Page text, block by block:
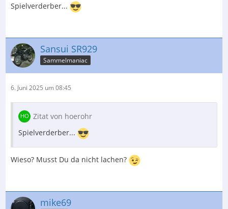
Spielverderber...
Sansui SR929
Sammelmaniac
6. Juni 2025 um 08:45
Zitat von hoerohr
Spielverderber...
Wieso? Musst Du da nicht lachen?
mike69